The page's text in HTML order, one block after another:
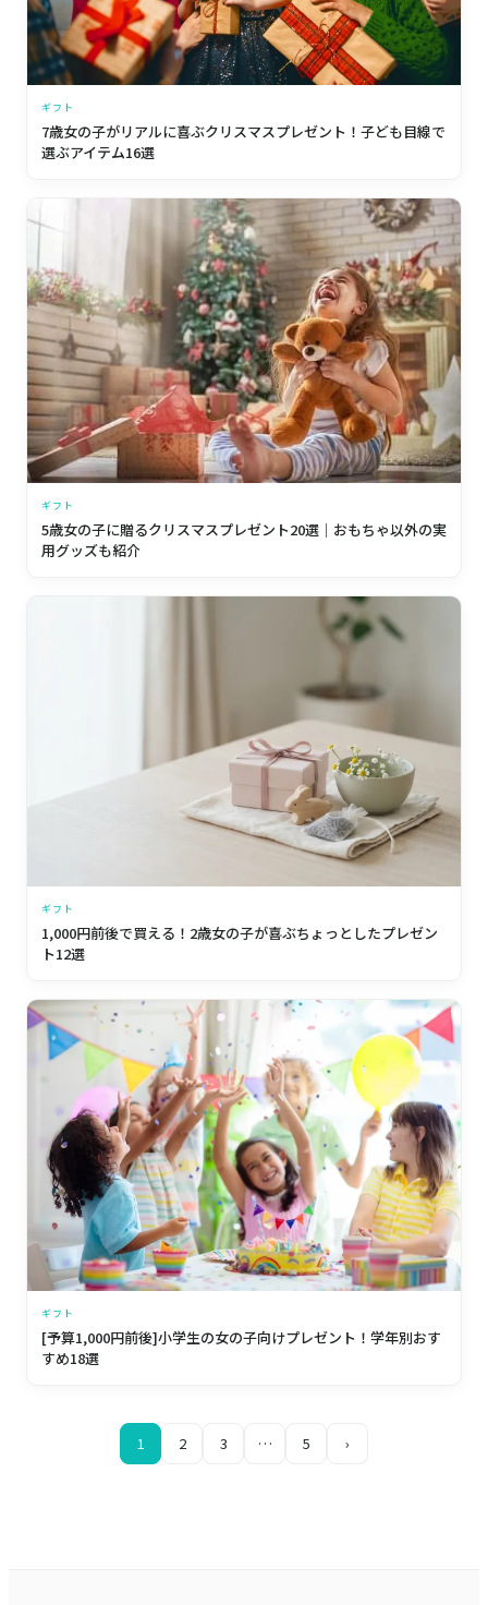
ギフト
7歳女の子がリアルに喜ぶクリスマスプレゼント！子ども目線で
選ぶアイテム16選
ギフト
5歳女の子に贈るクリスマスプレゼント20選｜おもちゃ以外の実
用グッズも紹介
ギフト
1,000円前後で買える！2歳女の子が喜ぶちょっとしたプレゼン
ト12選
ギフト
[予算1,000円前後]小学生の女の子向けプレゼント！学年別おす
すめ18選
1 2 3 … 5 ›